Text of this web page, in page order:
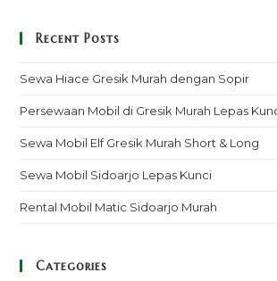
Recent Posts
Sewa Hiace Gresik Murah dengan Sopir
Persewaan Mobil di Gresik Murah Lepas
Sewa Mobil Elf Gresik Murah Short & Long
Sewa Mobil Sidoarjo Lepas Kunci
Rental Mobil Matic Sidoarjo Murah
Categories